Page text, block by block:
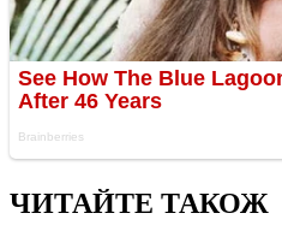
ЧИТАЙТЕ ТАКОЖ